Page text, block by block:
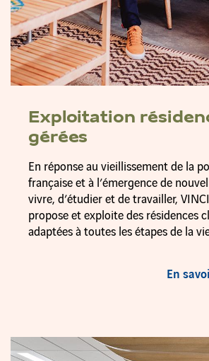
Exploitation
gérées
En réponse au vieillissement de la
française et à l’émergence de
vivre, d’étudier et de travailler,
propose et exploite des résidences
adaptées à toutes les étapes de la
En